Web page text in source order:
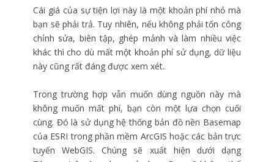
Cái giá của sự tiện lợi này là một khoản phí nhỏ mà
bạn sẽ phải trả. Tuy nhiên, nếu không phải tốn công
chỉnh sửa, biên tập, ghép mảnh và làm nhiều việc
khác thì cho dù mất một khoản phí sử dụng, dữ liệu
này cũng rất đáng được xem xét.
Trong trường hợp vẫn muốn dùng nguồn này mà
không muốn mất phí, bạn còn một lựa chọn cuối
cùng. Đó là sử dụng hệ thống bản đồ nền Basemap
của ESRI trong phần mềm ArcGIS hoặc các bản trực
tuyến WebGIS. Chúng sẽ xuất hiện dưới dạng